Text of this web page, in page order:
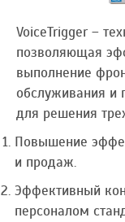
VoiceTrigger –
позволяющая
выполнение
обслуживания и
для решения
Повышение
и продаж.
Эффективный
персоналом